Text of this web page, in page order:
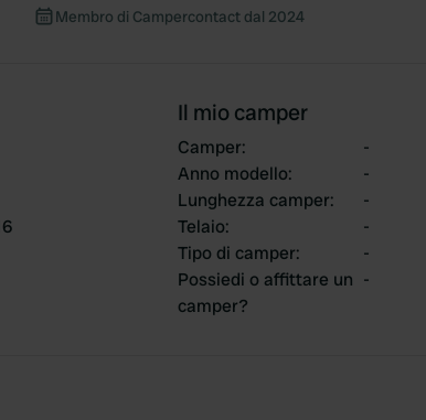
Membro di Campercontact dal 2024
Il mio camper
Camper:
-
Anno modello:
-
Lunghezza camper:
-
Telaio:
-
Tipo di camper:
-
Possiedi o affittare un
camper?
-